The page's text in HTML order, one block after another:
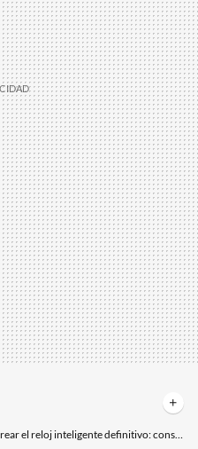
Google y Xiaomi unen fuerzas para crear el reloj inteligente definitivo: consíguelo más barato con el Plan Renove de MediaMarkt